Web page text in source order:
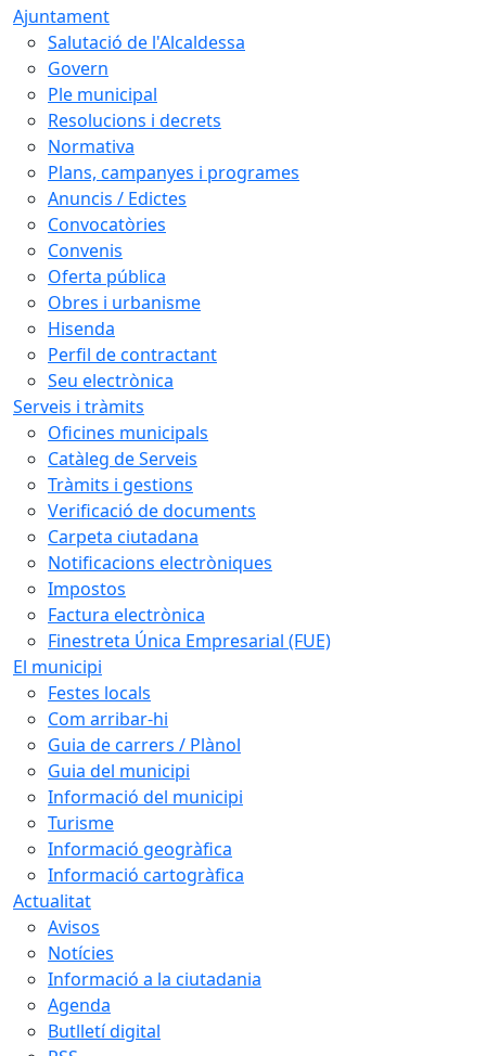
Ajuntament
Salutació de l'Alcaldessa
Govern
Ple municipal
Resolucions i decrets
Normativa
Plans, campanyes i programes
Anuncis / Edictes
Convocatòries
Convenis
Oferta pública
Obres i urbanisme
Hisenda
Perfil de contractant
Seu electrònica
Serveis i tràmits
Oficines municipals
Catàleg de Serveis
Tràmits i gestions
Verificació de documents
Carpeta ciutadana
Notificacions electròniques
Impostos
Factura electrònica
Finestreta Única Empresarial (FUE)
El municipi
Festes locals
Com arribar-hi
Guia de carrers / Plànol
Guia del municipi
Informació del municipi
Turisme
Informació geogràfica
Informació cartogràfica
Actualitat
Avisos
Notícies
Informació a la ciutadania
Agenda
Butlletí digital